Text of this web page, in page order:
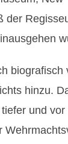
der
biografisch
hinzu.
und vor